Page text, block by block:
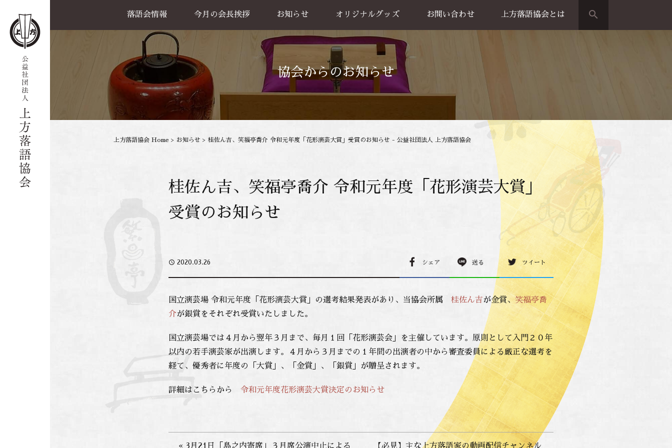
落語会情報
公演一覧
天満天神繁昌亭
喜楽館
島之内寄席
協力事業
今月の会長挨拶 お知らせ オリジナルグッズ
グッズ販売
お買い物方法
お問い合わせ 上方落語協会とは search
協会からのお知らせ
上方落語協会 Home > お知らせ > 桂佐ん吉、笑福亭喬介 令和元年度「花形演芸大賞」受賞のお知らせ - 公益社団法人 上方落語協会
桂佐ん吉、笑福亭喬介 令和元年度「花形演芸大賞」
受賞のお知らせ
access_time 2020.03.26 シェア 送る ツイート
国立演芸場 令和元年度「花形演芸大賞」の選考結果発表があり、当協会所属 桂佐ん吉が金賞、笑福亭喬
介が銀賞をそれぞれ受賞いたしました。
国立演芸場では４月から翌年３月まで、毎月１回「花形演芸会」を主催しています。原則として入門２０年
以内の若手演芸家が出演します。４月から３月までの１年間の出演者の中から審査委員による厳正な選考を
経て、優秀者に年度の「大賞」、「金賞」、「銀賞」が贈呈されます。
詳細はこちらから 令和元年度花形演芸大賞決定のお知らせ
« 3月21日「島之内寄席」３月席公演中止による 【必見】主な上方落語家の動画配信チャンネル